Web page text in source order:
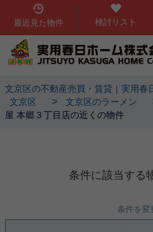
最近見た物件 検討リスト
文京区の不動産売買・賃貸｜実用春
文京区 > 文京区のラーメン
屋 本郷３丁目店の近くの物件
条件に該当する
条件を変